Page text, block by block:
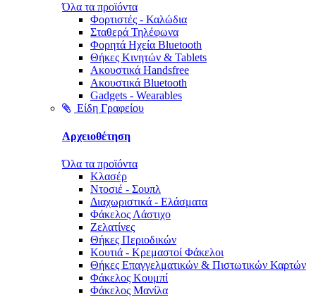
Όλα τα προϊόντα
Φορτιστές - Καλώδια
Σταθερά Τηλέφωνα
Φορητά Ηχεία Bluetooth
Θήκες Κινητών & Tablets
Ακουστικά Handsfree
Ακουστικά Bluetooth
Gadgets - Wearables
Είδη Γραφείου
Αρχειοθέτηση
Όλα τα προϊόντα
Κλασέρ
Ντοσιέ - Σουπλ
Διαχωριστικά - Ελάσματα
Φάκελος Λάστιχο
Ζελατίνες
Θήκες Περιοδικών
Κουτιά - Κρεμαστοί Φάκελοι
Θήκες Επαγγελματικών & Πιστωτικών Καρτών
Φάκελος Κουμπί
Φάκελος Μανίλα